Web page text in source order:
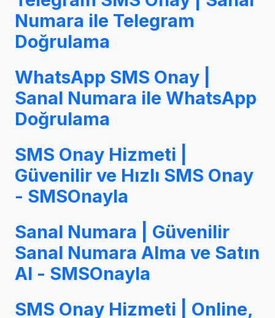
Numara ile Telegram
Doğrulama
WhatsApp SMS Onay |
Sanal Numara ile WhatsApp
Doğrulama
SMS Onay Hizmeti |
Güvenilir ve Hızlı SMS Onay
- SMSOnayla
Sanal Numara | Güvenilir
Sanal Numara Alma ve Satın
Al - SMSOnayla
SMS Onay Hizmeti | Online,